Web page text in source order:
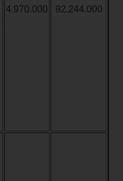
4.970.000 92.244.000